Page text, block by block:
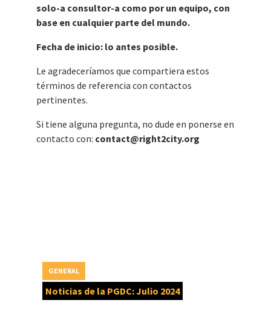
solo-a consultor-a como por un equipo, con
base en cualquier parte del mundo.
Fecha de inicio: lo antes posible.
Le agradeceríamos que compartiera estos
términos de referencia con contactos
pertinentes.
Si tiene alguna pregunta, no dude en ponerse en
contacto con: contact@right2city.org
Noticias de la PGDC: Julio 2024
GENERAL